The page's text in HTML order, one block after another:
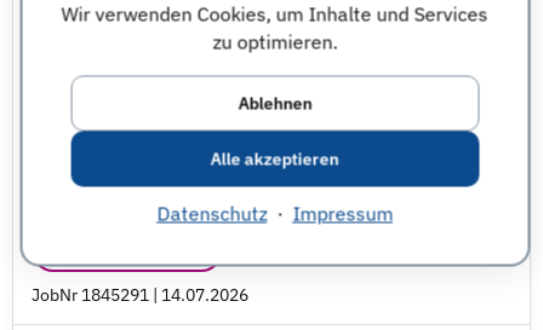
Wir verwenden Cookies, um Inhalte und Services
zu optimieren.
Ablehnen
Alle akzeptieren
Datenschutz· Impressum
Kundenservice &
Veranstaltungsmanagement
Praktika Porsche Leipzig GmbH Sachsen
BWL Kommunikationswissenschaften
JobNr 1845291 | 14.07.2026